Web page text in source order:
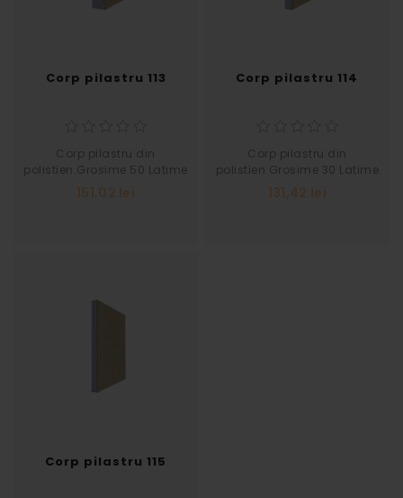
Corp pilastru 113
Corp pilastru din
polistien.Grosime 50 Latime
300
151,02 lei
Corp pilastru 114
Corp pilastru din
polistien.Grosime 30 Latime
305
131,42 lei
Corp pilastru 115